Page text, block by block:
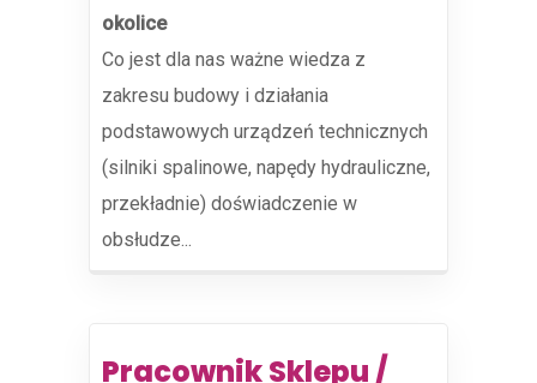
okolice
Co jest dla nas ważne wiedza z
zakresu budowy i działania
podstawowych urządzeń technicznych
(silniki spalinowe, napędy hydrauliczne,
przekładnie) doświadczenie w
obsłudze...
Pracownik Sklepu /